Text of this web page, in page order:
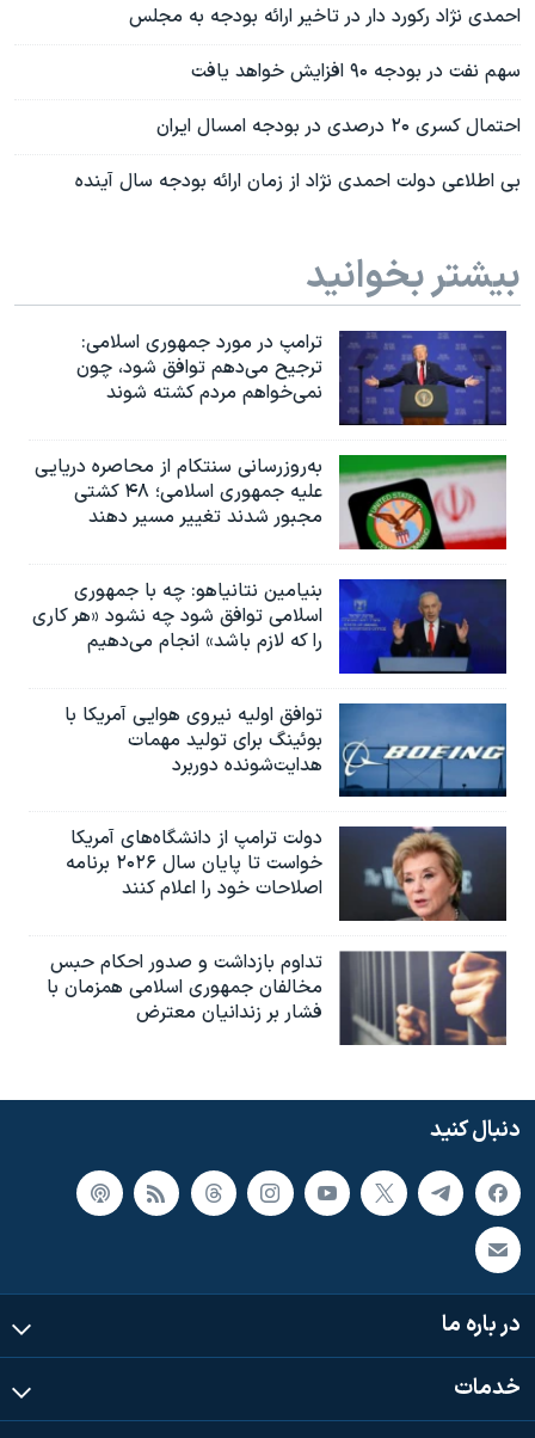
احمدی نژاد رکورد دار در تاخیر ارائه بودجه به مجلس
سهم نفت در بودجه ۹۰ افزایش خواهد یافت
احتمال کسری ۲۰ درصدی در بودجه امسال ایران
بی اطلاعی دولت احمدی نژاد از زمان ارائه بودجه سال آینده
بیشتر بخوانید
ترامپ در مورد جمهوری اسلامی:
ترجیح می‌دهم توافق شود، چون
نمی‌خواهم مردم کشته شوند
به‌روزرسانی سنتکام از محاصره دریایی
علیه جمهوری اسلامی؛ ۴۸ کشتی
مجبور شدند تغییر مسیر دهند
بنیامین نتانیاهو: چه با جمهوری
اسلامی توافق شود چه نشود «هر کاری
را که لازم باشد» انجام می‌دهیم
توافق اولیه نیروی هوایی آمریکا با
بوئينگ برای تولید مهمات
هدایت‌شونده دوربرد
دولت ترامپ از دانشگاه‌های آمریکا
خواست تا پایان سال ۲۰۲۶ برنامه
اصلاحات خود را اعلام کنند
تداوم بازداشت و صدور احکام حبس
مخالفان جمهوری اسلامی همزمان با
فشار بر زندانیان معترض
دنبال کنید
در باره ما
خدمات